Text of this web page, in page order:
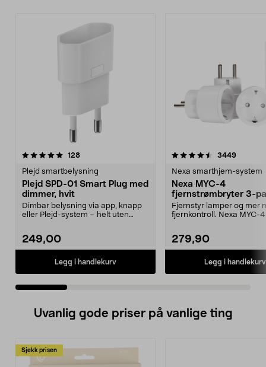
128anmeldelser
Plejd smartbelysning
Plejd SPD-01 Smart Plug med
dimmer, hvit
Dimbar belysning via app, knapp
eller Plejd-system – helt uten
249,00
Legg i handlekurv
4.5 av 5 stjerner 3449
Nexa smarthjem-system
Nexa MYC-4
fjernstrømbryter 3-
Fjernstyr lamper og mer
fjernkontroll. Nexa MYC-
279,90
Legg i handlekurv
4.5 av 5 stjerner
Uvanlig gode priser på vanlige ting
Sjekk prisen